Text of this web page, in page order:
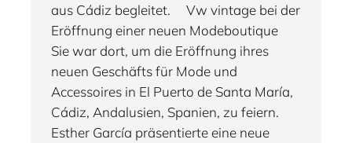
aus Cádiz begleitet. Vw vintage bei der
Eröffnung einer neuen Modeboutique
Sie war dort, um die Eröffnung ihres
neuen Geschäfts für Mode und
Accessoires in El Puerto de Santa María,
Cádiz, Andalusien, Spanien, zu feiern.
Esther García präsentierte eine neue